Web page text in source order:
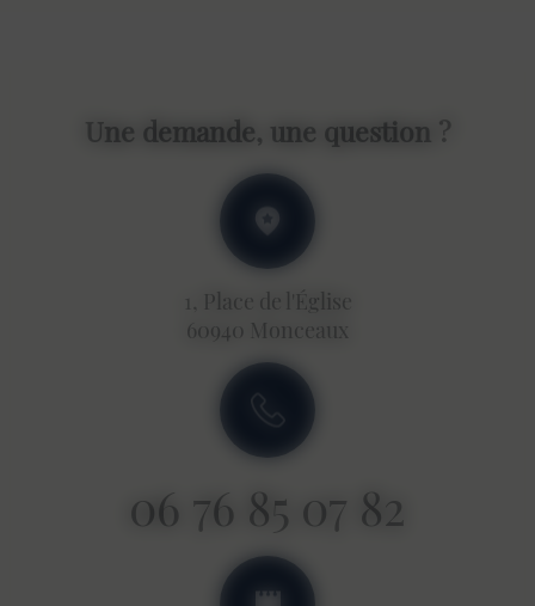
Une demande, une question ?
1, Place de l'Église
60940 Monceaux
06 76 85 07 82